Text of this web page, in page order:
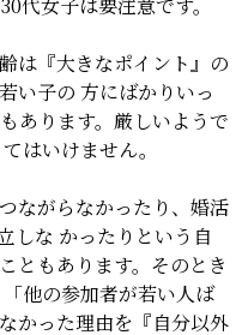
は『大きなポイント』の
い子の 方にばかりいっ
あります。厳しいようで
はいけません。
ながらなかったり、婚活
しな かったりという自
ともあります。そのとき
他の参加者が若い人ば
かった理由を『自分以外